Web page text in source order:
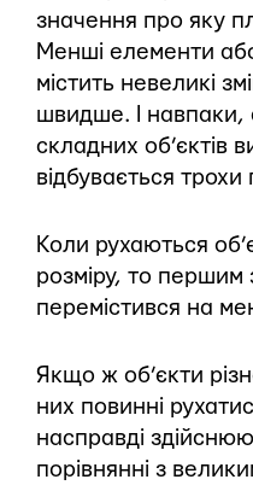
значення про яку
Менші елементи
містить невеликі
швидше. І навпаки,
складних об’єктів
відбувається трохи
Коли рухаються
розміру, то першим
перемістився на
Якщо ж об’єкти
них повинні
насправді
порівнянні з